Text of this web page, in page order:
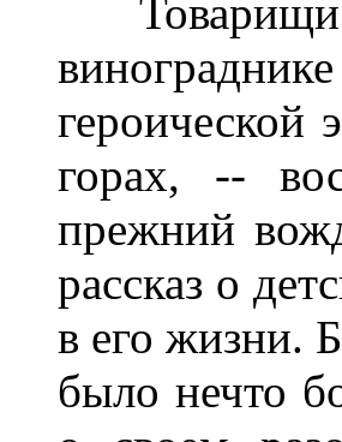
Товарищи
героической
горах, --
прежний
рассказ о
в его жизни.
было нечто